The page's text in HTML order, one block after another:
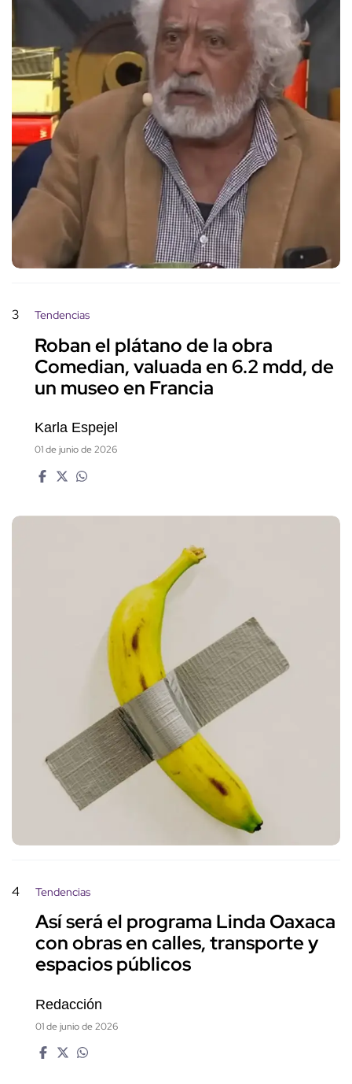
3 Tendencias
Roban el plátano de la obra
Comedian, valuada en 6.2 mdd, de
un museo en Francia
Karla Espejel
01 de junio de 2026
4 Tendencias
Así será el programa Linda Oaxaca
con obras en calles, transporte y
espacios públicos
Redacción
01 de junio de 2026